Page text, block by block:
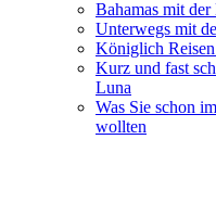
Bahamas mit
Unterwegs mit
Königlich
Kurz und fast
Luna
Was Sie schon
wollten